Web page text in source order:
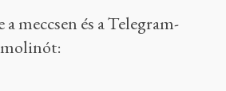
meccsen és a Telegram-